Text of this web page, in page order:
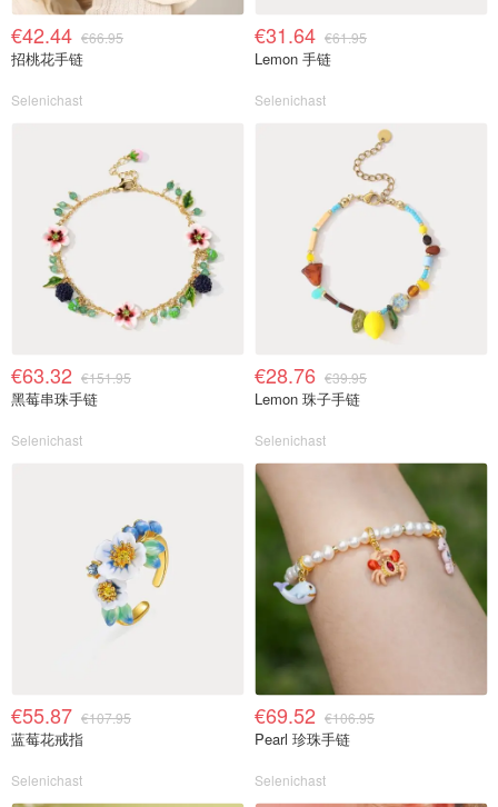
€42.44 €66.95
招桃花手链
Selenichast
€31.64 €61.95
Lemon 手链
Selenichast
€63.32 €151.95
黑莓串珠手链
Selenichast
€28.76 €39.95
Lemon 珠子手链
Selenichast
€55.87 €107.95
蓝莓花戒指
Selenichast
€69.52 €106.95
Pearl 珍珠手链
Selenichast